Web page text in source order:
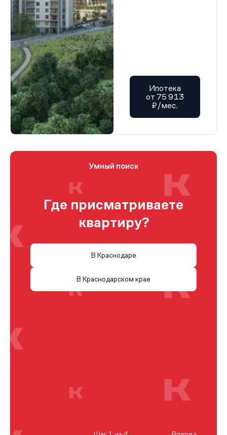
Ипотека
от 75 913
₽/мес.
Умный поиск
Где присматриваете
квартиру?
В Краснодаре
В Краснодарском крае